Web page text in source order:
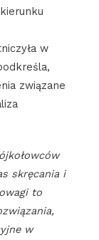
w
związane
skręcania i
to
w